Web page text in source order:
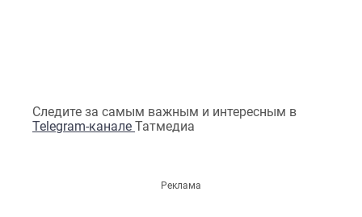
Следите за самым важным и интересным в
Telegram-канале Татмедиа
Реклама